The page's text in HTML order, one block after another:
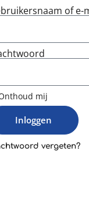
of e-
mij
Inloggen
vergeten?